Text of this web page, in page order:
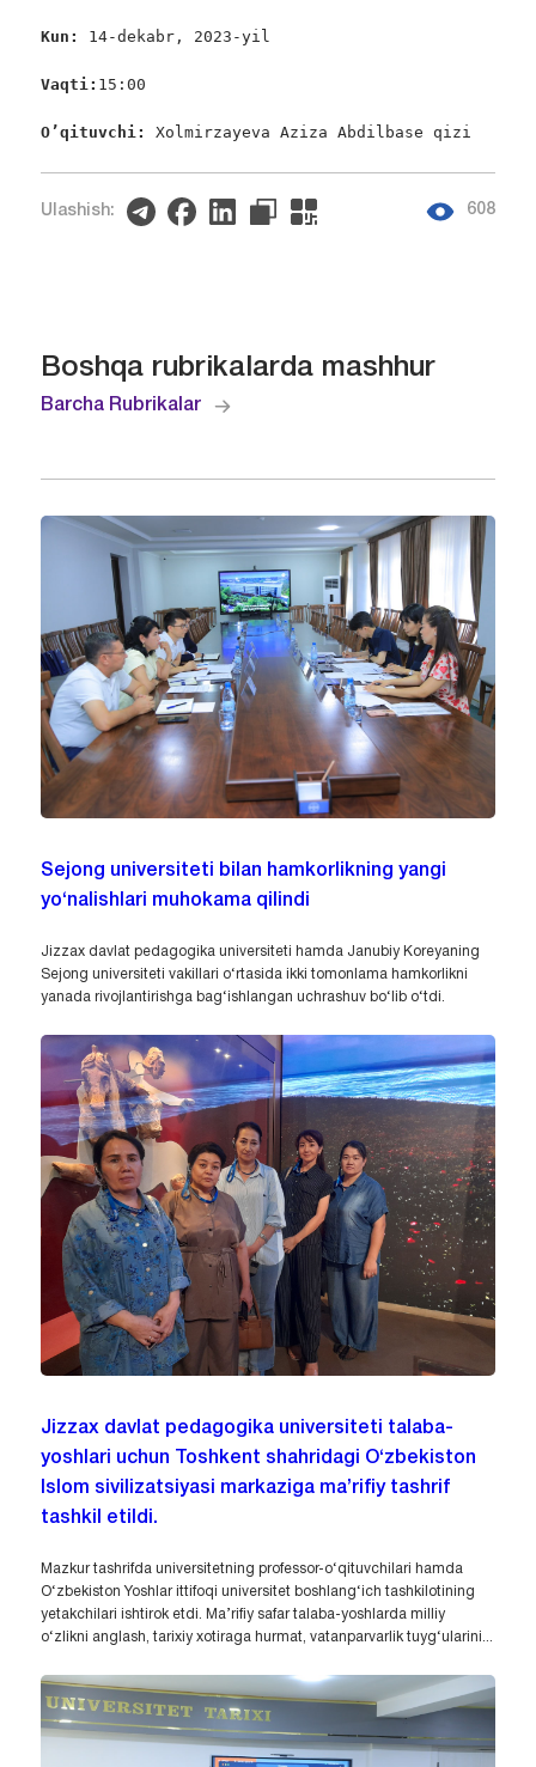
Kun: 14-dekabr, 2023-yil
Vaqti: 15:00
O’qituvchi: Xolmirzayeva Aziza Abdilbase qizi
Ulashish: 608
Boshqa rubrikalarda mashhur
Barcha Rubrikalar
Sejong universiteti bilan hamkorlikning yangi
yo‘nalishlari muhokama qilindi
Jizzax davlat pedagogika universiteti hamda Janubiy Koreyaning
Sejong universiteti vakillari o‘rtasida ikki tomonlama hamkorlikni
yanada rivojlantirishga bag‘ishlangan uchrashuv bo‘lib o‘tdi.
Jizzax davlat pedagogika universiteti talaba-
yoshlari uchun Toshkent shahridagi O‘zbekiston
Islom sivilizatsiyasi markaziga ma’rifiy tashrif
tashkil etildi.
Mazkur tashrifda universitetning professor-o‘qituvchilari hamda
O‘zbekiston Yoshlar ittifoqi universitet boshlang‘ich tashkilotining
yetakchilari ishtirok etdi. Ma’rifiy safar talaba-yoshlarda milliy
o‘zlikni anglash, tarixiy xotiraga hurmat, vatanparvarlik tuyg‘ularini...